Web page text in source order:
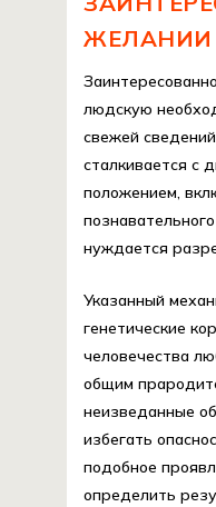
ЖЕЛАНИИ
людскую
свежей
сталкивается с
положением,
нуждается
Указанный
генетические
человечества
общим
неизведанные
избегать
подобное
определить